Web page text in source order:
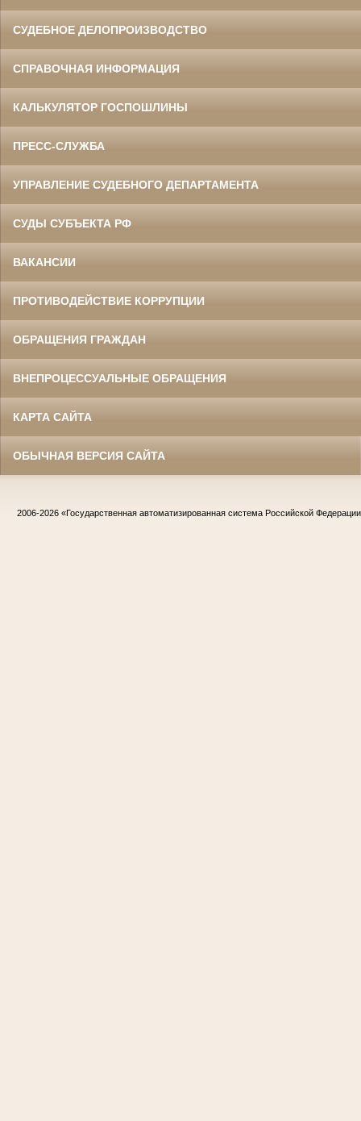
СУДЕБНОЕ ДЕЛОПРОИЗВОДСТВО
СПРАВОЧНАЯ ИНФОРМАЦИЯ
КАЛЬКУЛЯТОР ГОСПОШЛИНЫ
ПРЕСС-СЛУЖБА
УПРАВЛЕНИЕ СУДЕБНОГО ДЕПАРТАМЕНТА
СУДЫ СУБЪЕКТА РФ
ВАКАНСИИ
ПРОТИВОДЕЙСТВИЕ КОРРУПЦИИ
ОБРАЩЕНИЯ ГРАЖДАН
ВНЕПРОЦЕССУАЛЬНЫЕ ОБРАЩЕНИЯ
КАРТА САЙТА
ОБЫЧНАЯ ВЕРСИЯ САЙТА
2006-2026 «Государственная автоматизированная система Российской